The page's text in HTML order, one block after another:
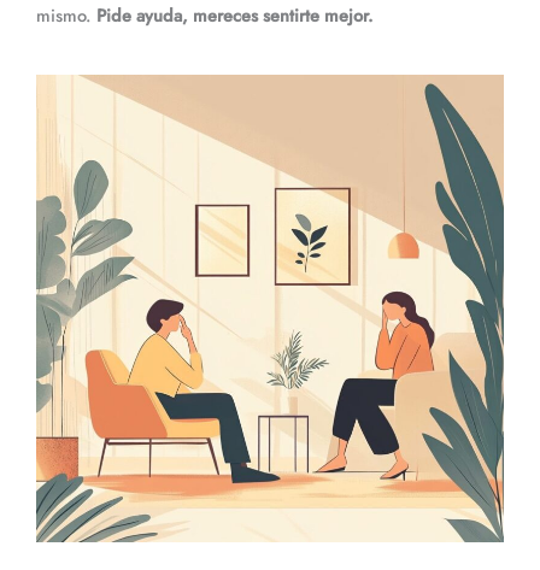
mismo. Pide ayuda, mereces sentirte mejor.